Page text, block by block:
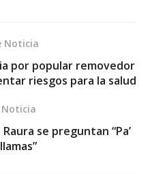
Noticia
por popular removedor
riesgos para la salud
se preguntan “Pa’